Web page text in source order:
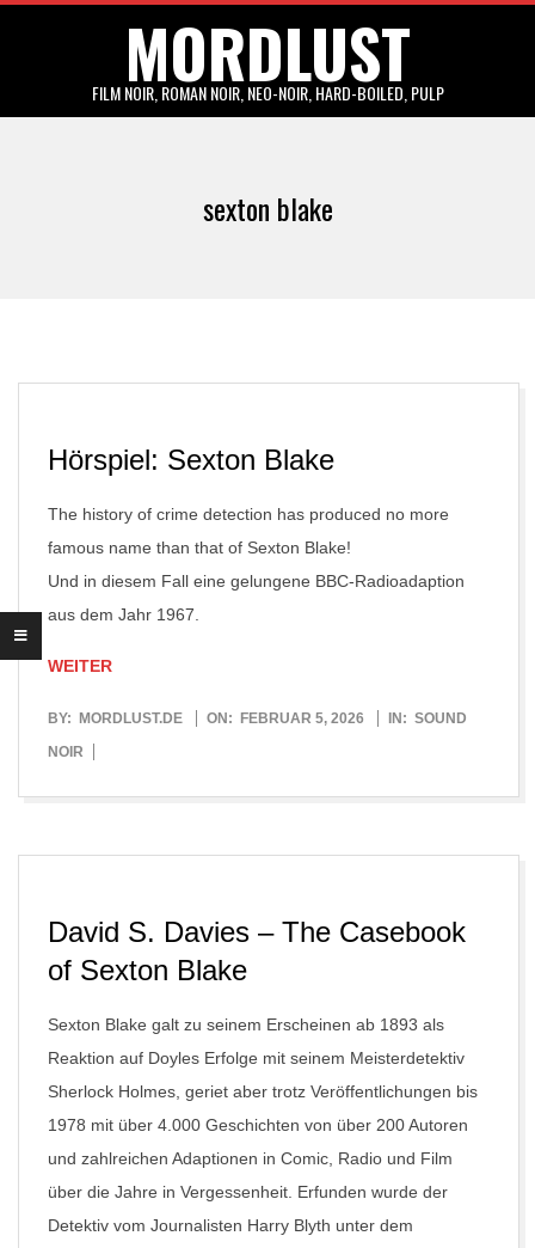
MORDLUST
FILM NOIR, ROMAN NOIR, NEO-NOIR, HARD-BOILED, PULP
sexton blake
Hörspiel: Sexton Blake
The history of crime detection has produced no more
famous name than that of Sexton Blake!
Und in diesem Fall eine gelungene BBC-Radioadaption
aus dem Jahr 1967.
WEITER
2026-
02-
BY: MORDLUST.DE ON: FEBRUAR 5, 2026 IN: SOUND
NOIR
David S. Davies – The Casebook
of Sexton Blake
Sexton Blake galt zu seinem Erscheinen ab 1893 als
Reaktion auf Doyles Erfolge mit seinem Meisterdetektiv
Sherlock Holmes, geriet aber trotz Veröffentlichungen bis
1978 mit über 4.000 Geschichten von über 200 Autoren
und zahlreichen Adaptionen in Comic, Radio und Film
über die Jahre in Vergessenheit. Erfunden wurde der
Detektiv vom Journalisten Harry Blyth unter dem